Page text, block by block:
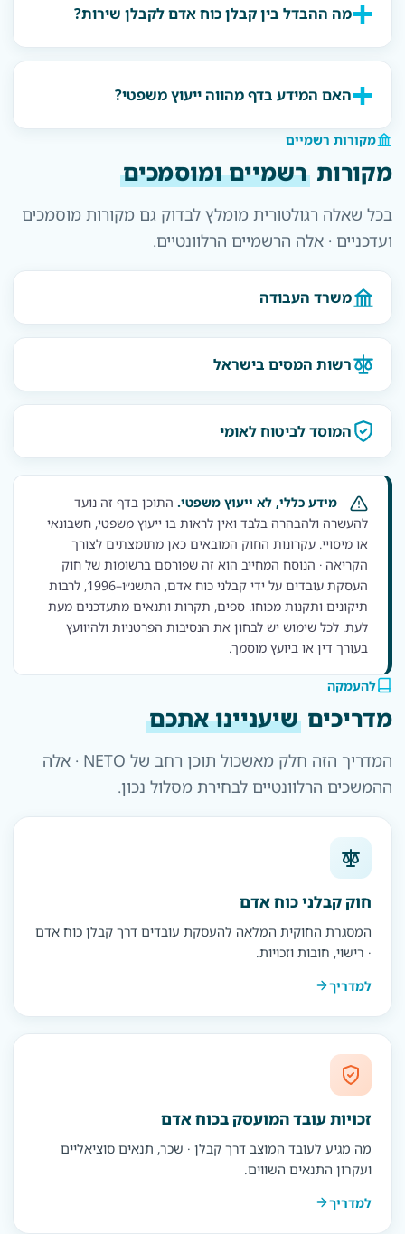
מה ההבדל בין קבלן כוח אדם לקבלן שירות?
האם המידע בדף מהווה ייעוץ משפטי?
מקורות רשמיים
מקורות רשמיים ומוסמכים
בכל שאלה רגולטורית מומלץ לבדוק גם מקורות מוסמכים
ועדכניים · אלה הרשמיים הרלוונטיים.
משרד העבודה
רשות המסים בישראל
המוסד לביטוח לאומי
מידע כללי, לא ייעוץ משפטי. התוכן בדף זה נועד
להעשרה ולהבהרה בלבד ואין לראות בו ייעוץ משפטי, חשבונאי
או מיסויי. עקרונות החוק המובאים כאן מתומצתים לצורך
הקריאה · הנוסח המחייב הוא זה שפורסם ברשומות של חוק
העסקת עובדים על ידי קבלני כוח אדם, התשנ״ו–1996, לרבות
תיקונים ותקנות מכוחו. ספים, תקרות ותנאים מתעדכנים מעת
לעת. לכל שימוש יש לבחון את הנסיבות הפרטניות ולהיוועץ
בעורך דין או ביועץ מוסמך.
להעמקה
מדריכים שיעניינו אתכם
המדריך הזה חלק מאשכול תוכן רחב של NETO · אלה
ההמשכים הרלוונטיים לבחירת מסלול נכון.
חוק קבלני כוח אדם
המסגרת החוקית המלאה להעסקת עובדים דרך קבלן כוח אדם
· רישוי, חובות וזכויות.
למדריך
זכויות עובד המועסק בכוח אדם
מה מגיע לעובד המוצב דרך קבלן · שכר, תנאים סוציאליים
ועקרון התנאים השווים.
למדריך